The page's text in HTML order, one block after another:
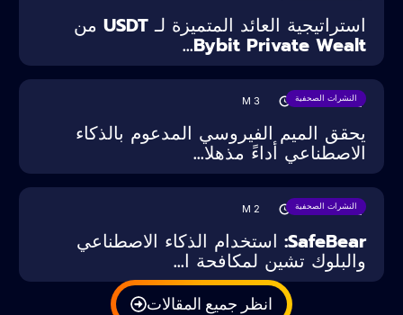
استراتيجية العائد المتميزة لـ USDT من
Bybit Private Wealt...
النشرات الصحفية M
يحقق الميم الفيروسي المدعوم بالذكاء
الاصطناعي أداءً مذهلا...
النشرات الصحفية M
SafeBear: استخدام الذكاء الاصطناعي
والبلوك تشين لمكافحة ا...
انظر جميع المقالات